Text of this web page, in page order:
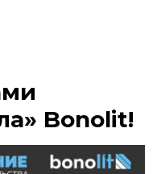
Bonolit!